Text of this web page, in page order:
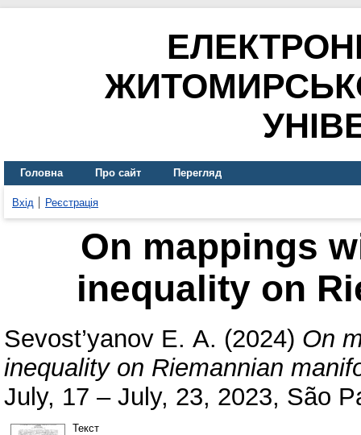
Головна Про сайт Перегляд
Вхід Реєстрація
On mappings
inequality on
Sevost’yanov Е. А. (2024) On
inequality on Riemannian
July, 17 – July, 23, 2023, São
Текст